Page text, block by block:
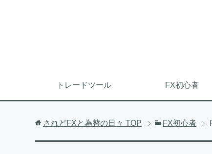
トレードツール FX初心者
されどFXと為替の日々 TOP FX初心者